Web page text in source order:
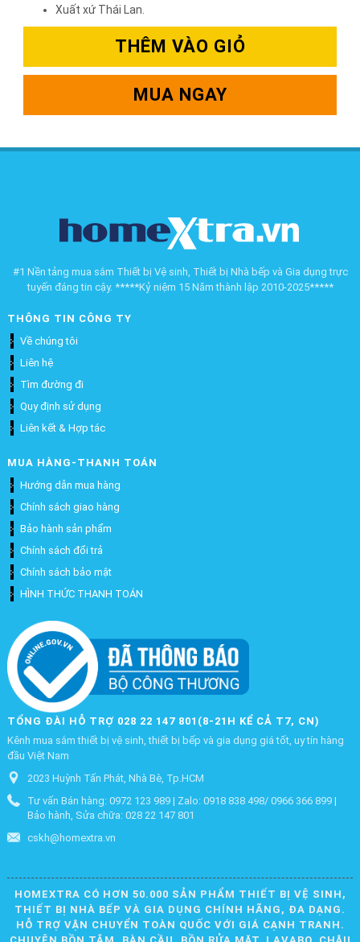
Xuất xứ Thái Lan.
THÊM VÀO GIỎ
MUA NGAY
#1 Nền tảng mua sắm Thiết bị Vệ sinh, Thiết bị Nhà bếp và Gia dụng trực
tuyến đáng tin cậy. *****Kỷ niệm 15 Năm thành lập 2010-2025*****
THÔNG TIN CÔNG TY
Về chúng tôi
Liên hệ
Tìm đường đi
Quy định sử dụng
Liên kết & Hợp tác
MUA HÀNG-THANH TOÁN
Hướng dẫn mua hàng
Chính sách giao hàng
Bảo hành sản phẩm
Chính sách đổi trả
Chính sách bảo mật
HÌNH THỨC THANH TOÁN
TỔNG ĐÀI HỖ TRỢ 028 22 147 801(8-21H KỂ CẢ T7, CN)
Kênh mua sắm thiết bị vệ sinh, thiết bị bếp và gia dụng giá tốt, uy tín hàng
đầu Việt Nam
2023 Huỳnh Tấn Phát, Nhà Bè, Tp.HCM
Tư vấn Bán hàng: 0972 123 989 | Zalo: 0918 838 498/ 0966 366 899 |
Bảo hành, Sửa chữa: 028 22 147 801
cskh@homextra.vn
HOMEXTRA CÓ HƠN 50.000 SẢN PHẨM THIẾT BỊ VỆ SINH,
THIẾT BỊ NHÀ BẾP VÀ GIA DỤNG CHÍNH HÃNG, ĐA DẠNG.
HỖ TRỢ VẬN CHUYỂN TOÀN QUỐC VỚI GIÁ CẠNH TRANH.